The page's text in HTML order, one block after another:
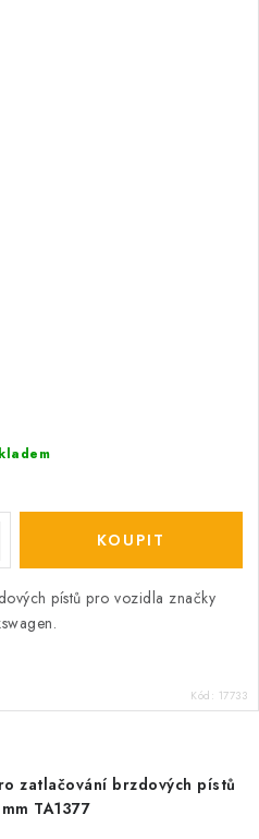
pístů pro vozidla značky
Kód: 17733
zatlačování brzdových pístů
TA1377